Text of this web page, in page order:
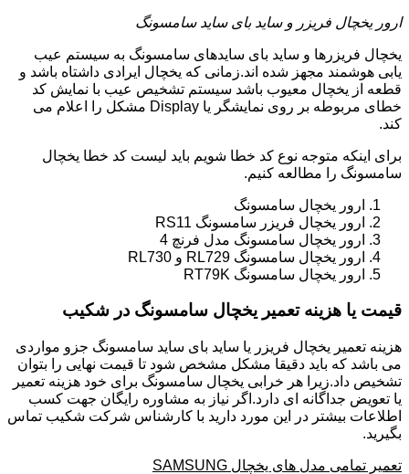
ارور یخچال فریزر و ساید بای ساید سامسونگ
یخچال فریزرها و ساید بای سایدهای سامسونگ به سیستم عیب
یابی هوشمند مجهز شده اند.زمانی که یخچال ایرادی داشتاه باشد و
قطعه از یخچال معیوب باشد سیستم تشخیص عیب با نمایش کد
خطای مربوطه بر روی نمایشگر یا Display مشکل را اعلام می
کند.
برای اینکه متوجه نوع کد خطا شویم باید لیست کد خطا یخچال
سامسونگ را مطالعه کنیم.
ارور یخچال سامسونگ
ارور یخچال فریزر سامسونگ RS11
ارور یخچال سامسونگ مدل فرنچ 4
ارور یخچال سامسونگ RL729 و RL730
ارور یخچال سامسونگ RT79K
قیمت یا هزینه تعمیر یخچال سامسونگ در شکیب
هزینه تعمیر یخچال فریزر یا ساید بای ساید سامسونگ جزو مواردی
می باشد که باید دقیقا مشکل مشخص شود تا قیمت نهایی را بتوان
تشخیص داد.زیرا هر خرابی یخچال سامسونگ برای خود هزینه تعمیر
یا تعویض جداگانه ای دارد.اگر نیاز به مشاوره رایگان جهت کسب
اطلاعات بیشتر در این مورد دارید با کارشناس شرکت شکیب تماس
بگیرید.
تعمیر تمامی مدل های یخچال SAMSUNG